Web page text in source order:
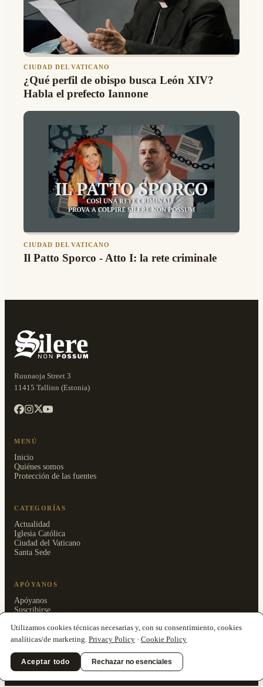
CIUDAD DEL VATICANO
¿Qué perfil de obispo busca León XIV?
Habla el prefecto Iannone
CIUDAD DEL VATICANO
Il Patto Sporco - Atto I: la rete criminale
Ruunaoja Street 3
11415 Tallinn (Estonia)
MENÚ
Inicio
Quiénes somos
Protección de las fuentes
CATEGORÍAS
Actualidad
Iglesia Católica
Ciudad del Vaticano
Santa Sede
APÓYANOS
Apóyanos
Suscribirse
© 2026 Clarionfold Press OÜ · ISSN 3125-5205 ·Privacy Policy
Policy·Impressum
Utilizamos cookies técnicas necesarias y, con su consentimiento, cookies
analíticas/de marketing. Privacy Policy· Cookie Policy
Aceptar todo Rechazar no esenciales